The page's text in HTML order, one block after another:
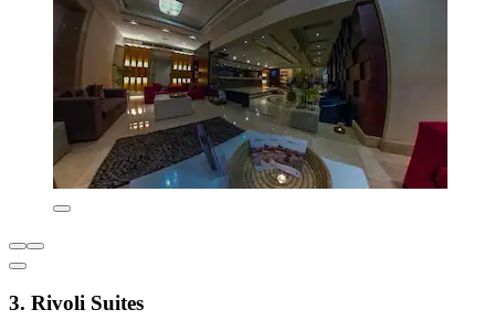
3. Rivoli Suites